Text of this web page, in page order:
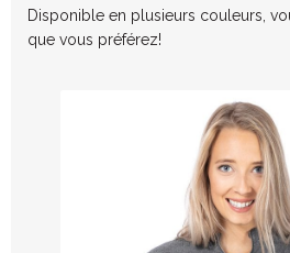
Disponible en plusieurs couleurs,
que vous préférez!